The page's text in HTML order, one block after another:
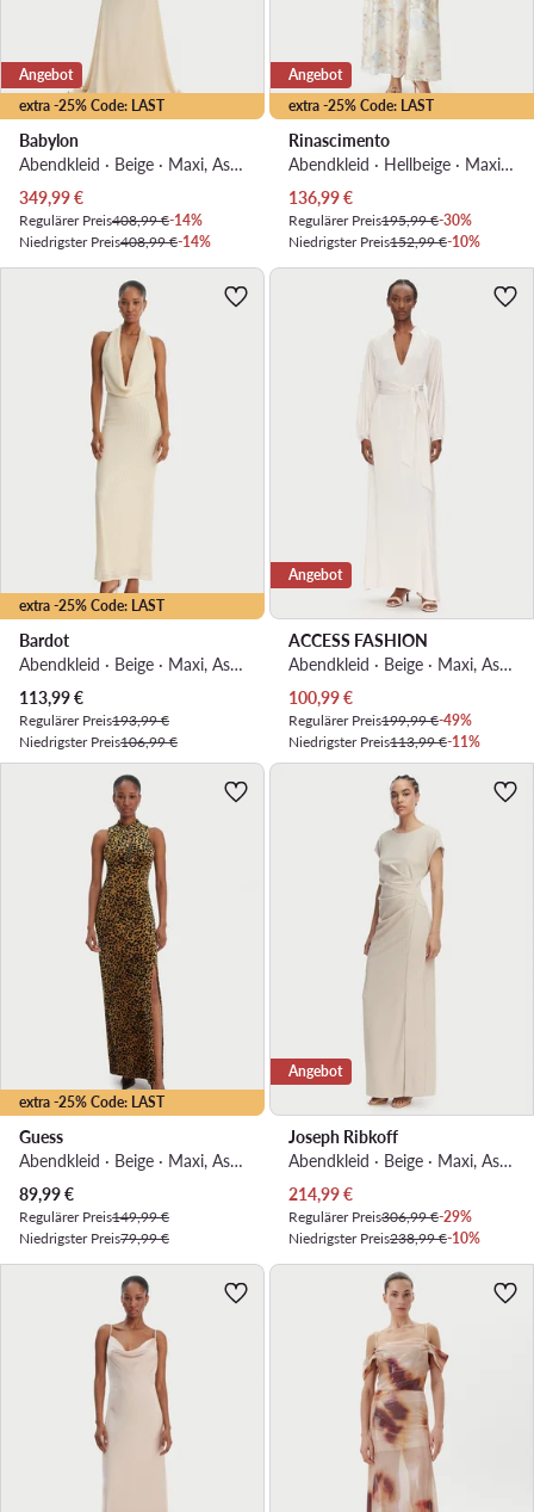
extra -25% Code: LAST
Angebot
Babylon
Abendkleid · Beige · Maxi, Asymmetrisch
Aktueller Preis
349,99€
Regulärer Preis408,99 €-14%
Niedrigster Preis408,99 €-14%
extra -25% Code: LAST
Angebot
Rinascimento
Abendkleid · Hellbeige · Maxi, Asymmetrisch
Aktueller Preis
136,99€
Regulärer Preis195,99 €-30%
Niedrigster Preis152,99 €-10%
extra -25% Code: LAST
Bardot
Abendkleid · Beige · Maxi, Asymmetrisch
Aktueller Preis
113,99€
Regulärer Preis193,99 €
Niedrigster Preis106,99 €
Angebot
ACCESS FASHION
Abendkleid · Beige · Maxi, Asymmetrisch
Aktueller Preis
100,99€
Regulärer Preis199,99 €-49%
Niedrigster Preis113,99 €-11%
extra -25% Code: LAST
Guess
Abendkleid · Beige · Maxi, Asymmetrisch
Aktueller Preis
89,99€
Regulärer Preis149,99 €
Niedrigster Preis79,99 €
Angebot
Joseph Ribkoff
Abendkleid · Beige · Maxi, Asymmetrisch
Aktueller Preis
214,99€
Regulärer Preis306,99 €-29%
Niedrigster Preis238,99 €-10%